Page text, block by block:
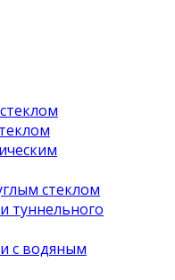
стеклом
туннельного
с водяным